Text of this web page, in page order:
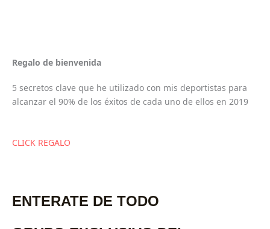
Regalo de bienvenida
5 secretos clave que he utilizado con mis deportistas para
alcanzar el 90% de los éxitos de cada uno de ellos en 2019
CLICK REGALO
ENTERATE DE TODO